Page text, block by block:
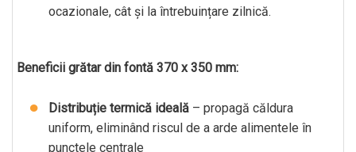
ocazionale, cât și la întrebuințare zilnică.
Beneficii grătar din fontă 370 x 350 mm:
Distribuție termică ideală – propagă căldura
uniform, eliminând riscul de a arde alimentele în
punctele centrale